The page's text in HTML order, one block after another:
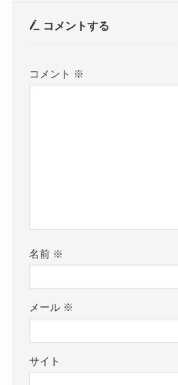
コメントする
コメント ※
名前 ※
メール ※
サイト